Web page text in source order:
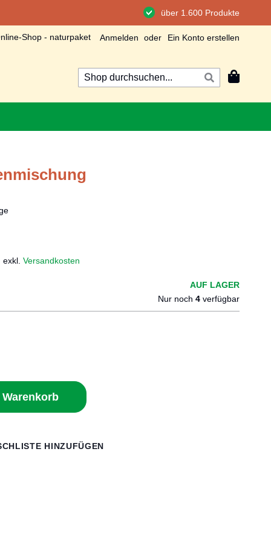
über 1.600 Produkte
Shop - naturpaket Anmelden Ein Konto erstellen
Mein
Suche
exkl. Versandkosten
AUF LAGER
Nur noch 4 verfügbar
HINZUFÜGEN